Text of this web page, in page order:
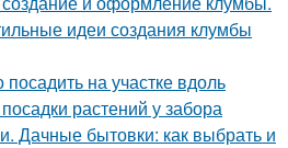
идеи создания клумбы
на участке вдоль
растений у забора
Дачные бытовки: как выбрать и